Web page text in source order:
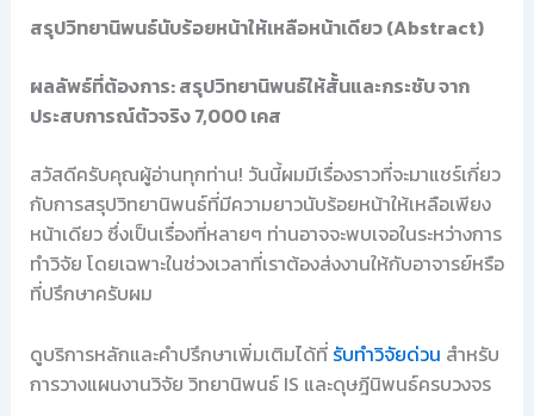
สรุปวิทยานิพนธ์นับร้อยหน้าให้เหลือหน้าเดียว (Abstract)
ผลลัพธ์ที่ต้องการ: สรุปวิทยานิพนธ์ให้สั้นและกระชับ จาก
ประสบการณ์ตัวจริง 7,000 เคส
สวัสดีครับคุณผู้อ่านทุกท่าน! วันนี้ผมมีเรื่องราวที่จะมาแชร์เกี่ยว
กับการสรุปวิทยานิพนธ์ที่มีความยาวนับร้อยหน้าให้เหลือเพียง
หน้าเดียว ซึ่งเป็นเรื่องที่หลายๆ ท่านอาจจะพบเจอในระหว่างการ
ทำวิจัย โดยเฉพาะในช่วงเวลาที่เราต้องส่งงานให้กับอาจารย์หรือ
ที่ปรึกษาครับผม
ดูบริการหลักและคำปรึกษาเพิ่มเติมได้ที่ รับทำวิจัยด่วน สำหรับ
การวางแผนงานวิจัย วิทยานิพนธ์ IS และดุษฎีนิพนธ์ครบวงจร